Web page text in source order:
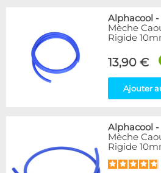
Alphacool -
Mèche
Rigide
13,90 €
Ajouter
Alphacool -
Mèche
Rigide